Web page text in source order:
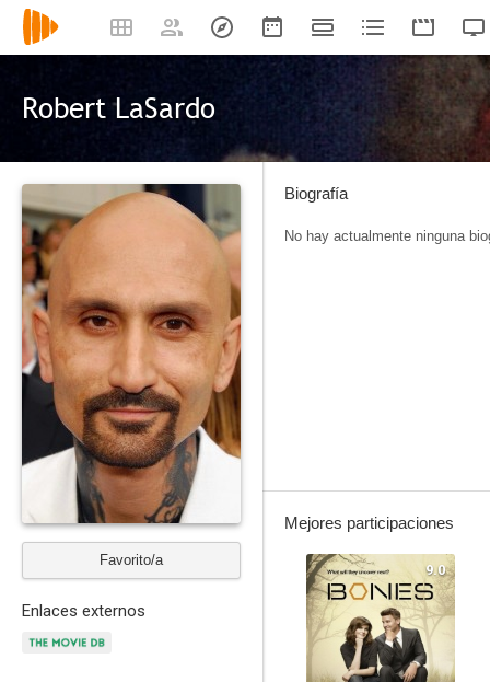
Robert LaSardo
Favorito/a
Enlaces externos
Biografía
No hay actualmente ninguna
Mejores participaciones
9.0